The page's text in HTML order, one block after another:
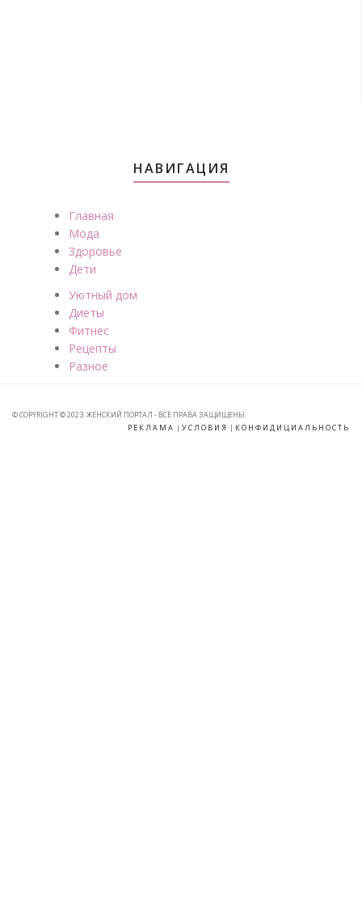
НАВИГАЦИЯ
Главная
Мода
Здоровье
Дети
Уютный дом
Диеты
Фитнес
Рецепты
Разное
© COPYRIGHT © 2023. ЖЕНСКИЙ ПОРТАЛ - ВСЕ ПРАВА ЗАЩИЩЕНЫ.
РЕКЛАМА | УСЛОВИЯ | КОНФИДИЦИАЛЬНОСТЬ